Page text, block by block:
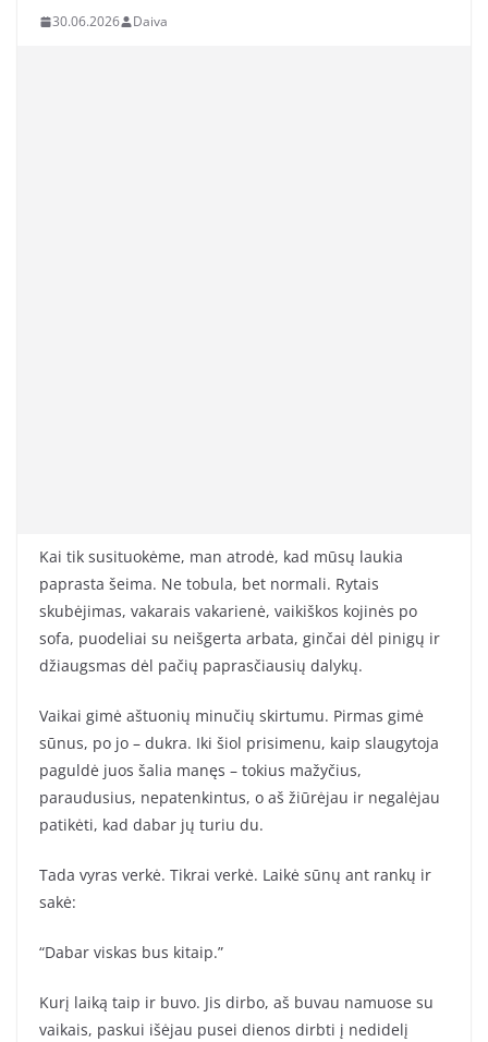
30.06.2026 Daiva
Kai tik susituokėme, man atrodė, kad mūsų laukia
paprasta šeima. Ne tobula, bet normali. Rytais
skubėjimas, vakarais vakarienė, vaikiškos kojinės po
sofa, puodeliai su neišgerta arbata, ginčai dėl pinigų ir
džiaugsmas dėl pačių paprasčiausių dalykų.
Vaikai gimė aštuonių minučių skirtumu. Pirmas gimė
sūnus, po jo – dukra. Iki šiol prisimenu, kaip slaugytoja
paguldė juos šalia manęs – tokius mažyčius,
paraudusius, nepatenkintus, o aš žiūrėjau ir negalėjau
patikėti, kad dabar jų turiu du.
Tada vyras verkė. Tikrai verkė. Laikė sūnų ant rankų ir
sakė:
“Dabar viskas bus kitaip.”
Kurį laiką taip ir buvo. Jis dirbo, aš buvau namuose su
vaikais, paskui išėjau pusei dienos dirbti į nedidelį